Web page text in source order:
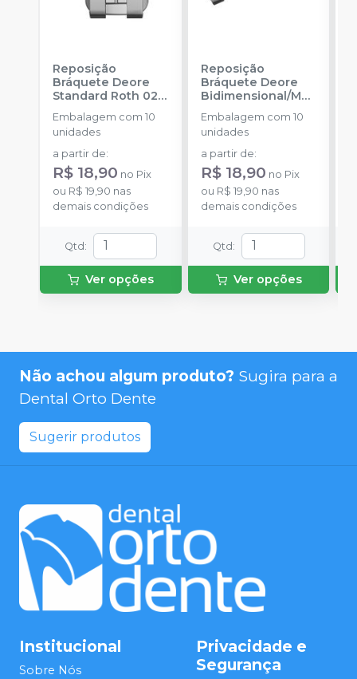
Reposição
Bráquete Deore
Standard Roth 022
INFINITY
ORTHODONTICS
Embalagem com 10
unidades
a partir de:
R$ 18,90 no Pix
ou R$ 19,90 nas
demais condições
Qtd :
Ver opções
Reposição
Bráquete Deore
Bidimensional/MB
T 018
ORTHODONTICS
Embalagem com 10
unidades
a partir de:
R$ 18,90 no Pix
ou R$ 19,90 nas
demais condições
Qtd :
Ver opções
Não achou algum produto? Sugira para a
Dental Orto Dente
Sugerir produtos
Institucional
Sobre Nós
Privacidade e
Segurança